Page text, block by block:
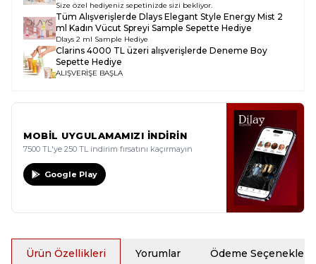
Size özel hediyeniz sepetinizde sizi bekliyor.
Tüm Alışverişlerde Dlays Elegant Style Energy Mist 2
ml Kadın Vücut Spreyi Sample Sepette Hediye
Dlays 2 ml Sample Hediye
Clarins 4000 TL üzeri alışverişlerde Deneme Boy
Sepette Hediye
ALIŞVERİŞE BAŞLA
MOBİL UYGULAMAMIZI İNDİRİN
7500 TL'ye 250 TL indirim fırsatını kaçırmayın
Google Play
Ürün Özellikleri Yorumlar Ödeme Seçenekleri